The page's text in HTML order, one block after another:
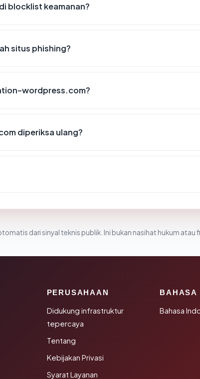
blocklist keamanan?
situs phishing?
wordpress.com?
diperiksa ulang?
dari sinyal teknis publik. Ini bukan nasihat hukum atau
PERUSAHAAN
Didukung infrastruktur
tepercaya
Tentang
Kebijakan Privasi
Syarat Layanan
BAHASA
Bahasa